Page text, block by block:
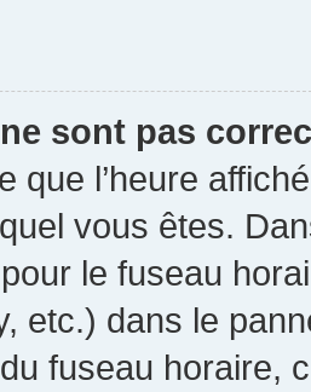
sont pas
que l’heure
vous êtes.
le fuseau
etc.) dans le
fuseau horaire,